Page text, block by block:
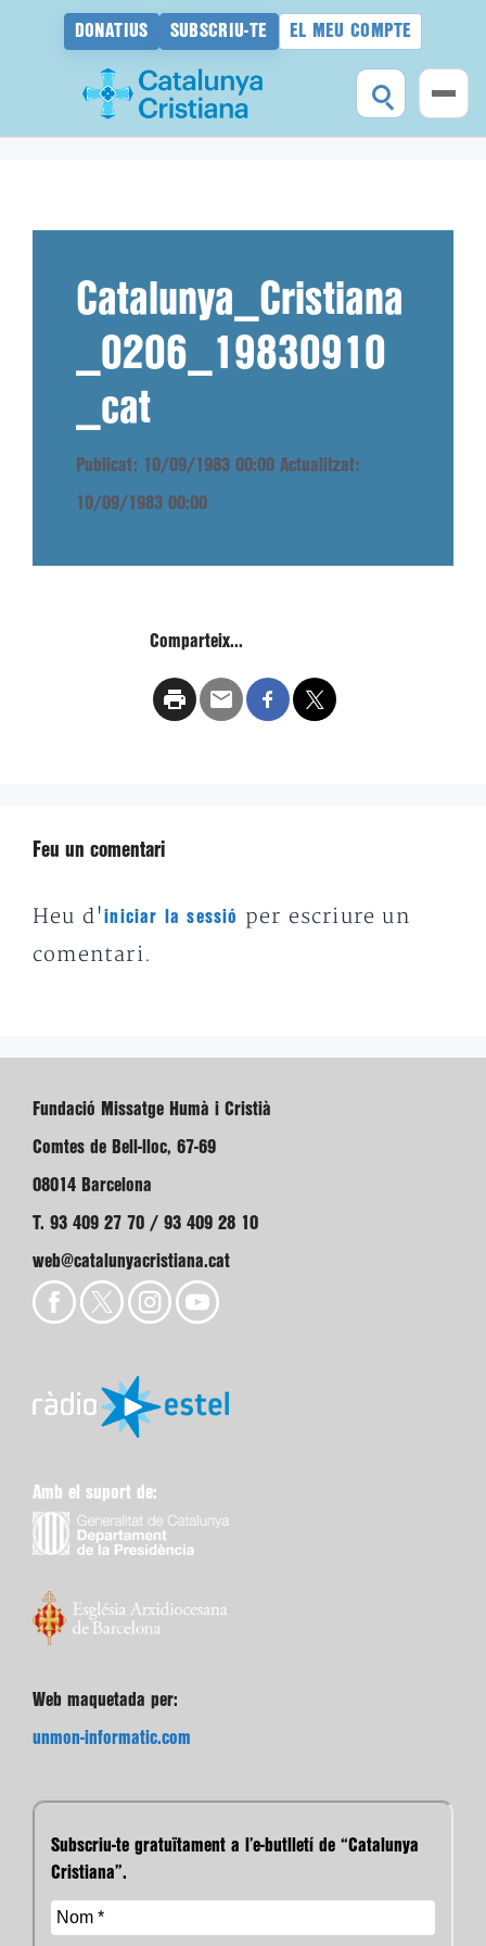
DONATIUS SUBSCRIU-TE EL MEU COMPTE
Catalunya_Cristiana
_0206_19830910
_cat
Publicat: 10/09/1983 00:00 Actualitzat:
10/09/1983 00:00
Comparteix...
Feu un comentari
Heu d'iniciar la sessió
per escriure un
comentari.
Fundació Missatge Humà i Cristià
Comtes de Bell-lloc, 67-69
08014 Barcelona
T. 93 409 27 70 / 93 409 28 10
web@catalunyacristiana.cat
Amb el suport de:
Web maquetada per:
unmon-informatic.com
Subscriu-te gratuïtament a l’e-butlletí de “Catalunya
Cristiana”.